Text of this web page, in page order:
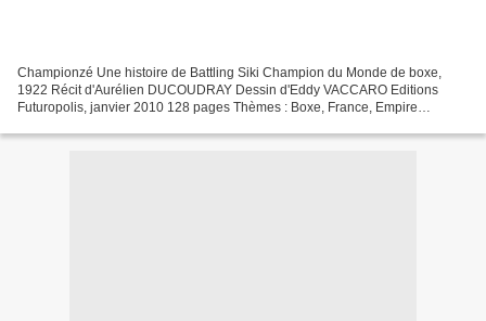
Championzé Une histoire de Battling Siki Champion du Monde de boxe,
1922 Récit d'Aurélien DUCOUDRAY Dessin d'Eddy VACCARO Editions
Futuropolis, janvier 2010 128 pages Thèmes : Boxe, France, Empire